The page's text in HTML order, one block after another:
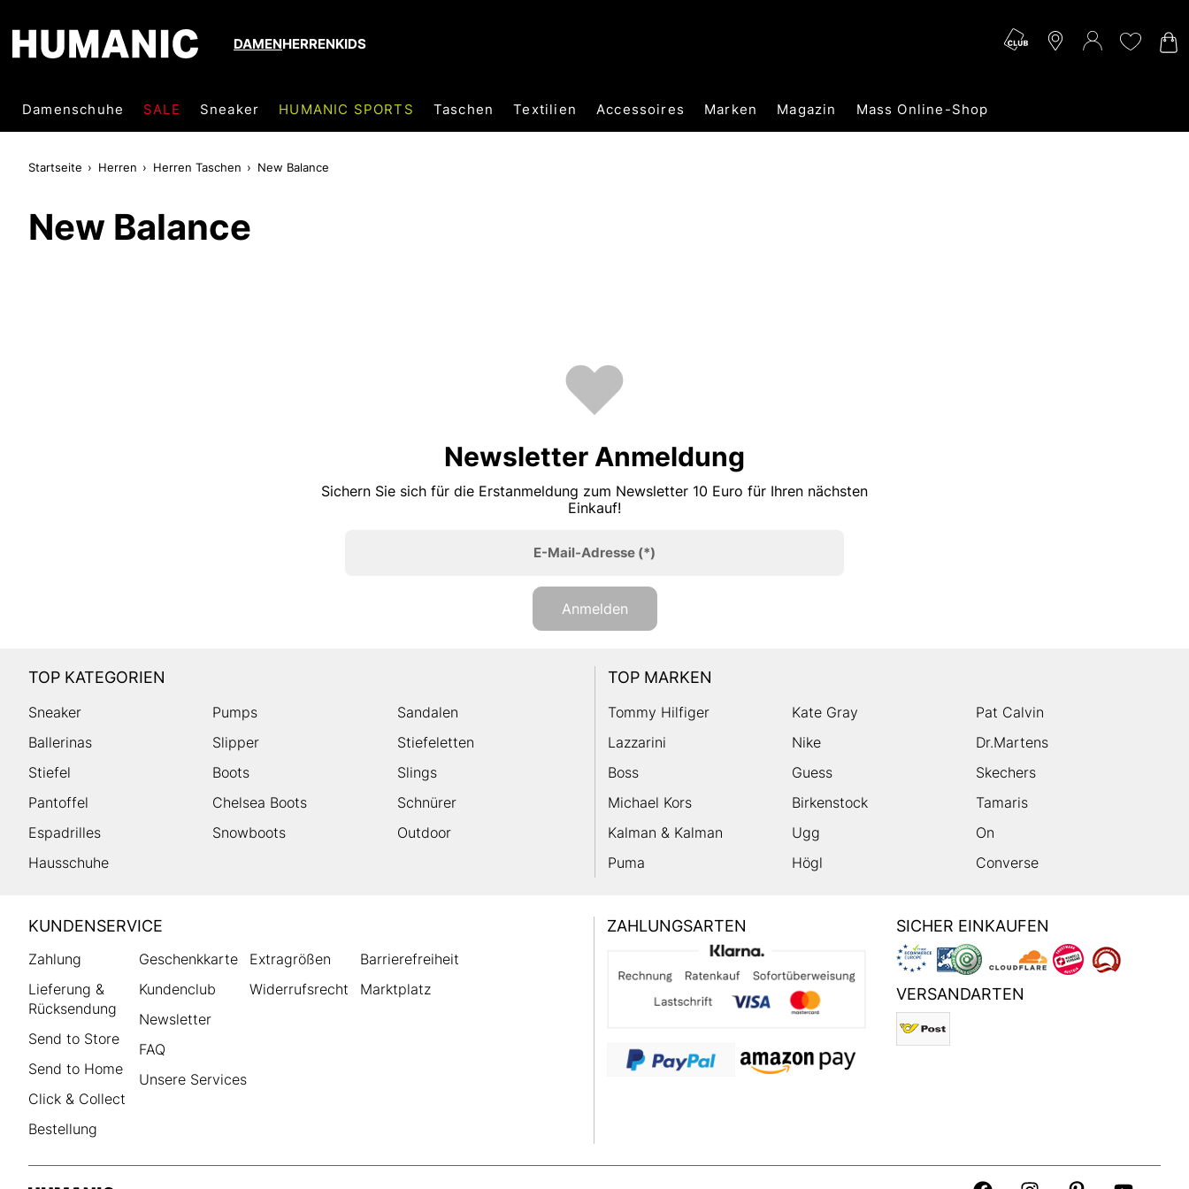
DAMENHERRENKIDS
Damenschuhe SALE Sneaker HUMANIC SPORTS Taschen Textilien Accessoires Marken Magazin Mass Online-Shop
Startseite Herren Herren Taschen New Balance
New Balance
Newsletter Anmeldung
Sichern Sie sich für die Erstanmeldung zum Newsletter 10 Euro für Ihren nächsten
Einkauf!
E-Mail-Adresse(*)
Anmelden
TOP KATEGORIEN
Sneaker Pumps
Sandalen
Ballerinas
Slipper
Stiefeletten
Stiefel
Boots
Slings
Pantoffel
Chelsea Boots
Schnürer
Espadrilles
Snowboots
Outdoor
Hausschuhe
TOP MARKEN
Tommy Hilfiger Kate Gray
Pat Calvin
Lazzarini
Nike
Dr.Martens
Boss
Guess
Skechers
Michael Kors
Birkenstock
Tamaris
Kalman & Kalman
Ugg
On
Puma
Högl Converse
HUMANIC
Footer
KUNDENSERVICE
Zahlung
Lieferung &
Rücksendung
Send to Store
Send to Home
Click & Collect
Bestellung
Geschenkkarte
Kundenclub
Newsletter
FAQ
Unsere Services
Extragrößen
Widerrufsrecht
Barrierefreiheit
Marktplatz
ZAHLUNGSARTEN SICHER EINKAUFEN
VERSANDARTEN